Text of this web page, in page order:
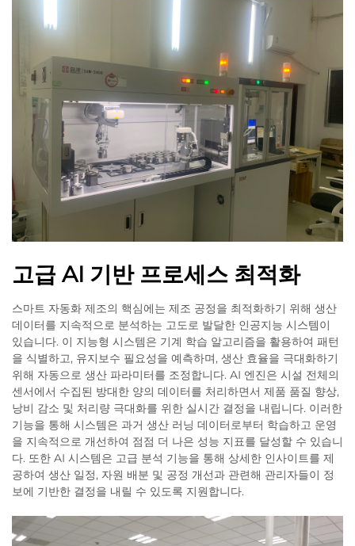
고급 AI 기반 프로세스 최적화
스마트 자동화 제조의 핵심에는 제조 공정을 최적화하기 위해 생산
데이터를 지속적으로 분석하는 고도로 발달한 인공지능 시스템이
있습니다. 이 지능형 시스템은 기계 학습 알고리즘을 활용하여 패턴
을 식별하고, 유지보수 필요성을 예측하며, 생산 효율을 극대화하기
위해 자동으로 생산 파라미터를 조정합니다. AI 엔진은 시설 전체의
센서에서 수집된 방대한 양의 데이터를 처리하면서 제품 품질 향상,
낭비 감소 및 처리량 극대화를 위한 실시간 결정을 내립니다. 이러한
기능을 통해 시스템은 과거 생산 러닝 데이터로부터 학습하고 운영
을 지속적으로 개선하여 점점 더 나은 성능 지표를 달성할 수 있습니
다. 또한 AI 시스템은 고급 분석 기능을 통해 상세한 인사이트를 제
공하여 생산 일정, 자원 배분 및 공정 개선과 관련해 관리자들이 정
보에 기반한 결정을 내릴 수 있도록 지원합니다.